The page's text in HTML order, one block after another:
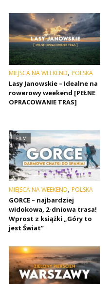
MIEJSCA NA WEEKEND, POLSKA
Lasy Janowskie – Idealne na
rowerowy weekend [PEŁNE
OPRACOWANIE TRAS]
FILM
MIEJSCA NA WEEKEND, POLSKA
GORCE – najbardziej
widokowa, 2-dniowa trasa!
Wprost z książki „Góry to
jest Świat”